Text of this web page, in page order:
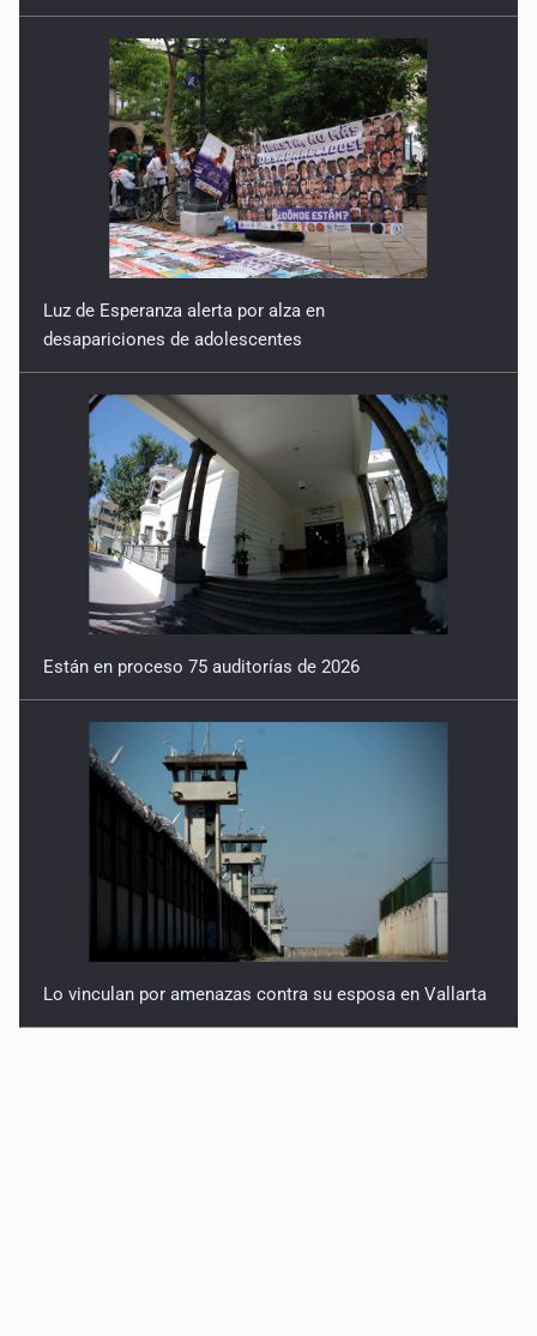
Luz de Esperanza alerta por alza en
desapariciones de adolescentes
Están en proceso 75 auditorías de 2026
Lo vinculan por amenazas contra su esposa en Vallarta